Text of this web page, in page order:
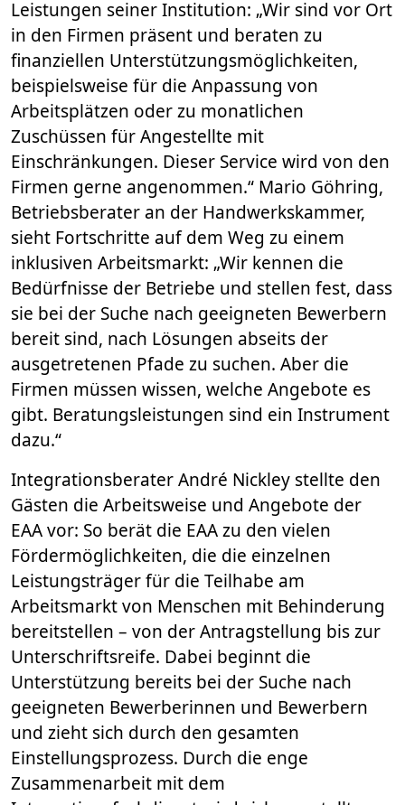
Leistungen seiner Institution: „Wir sind vor Ort
in den Firmen präsent und beraten zu
finanziellen Unterstützungsmöglichkeiten,
beispielsweise für die Anpassung von
Arbeitsplätzen oder zu monatlichen
Zuschüssen für Angestellte mit
Einschränkungen. Dieser Service wird von den
Firmen gerne angenommen.“ Mario Göhring,
Betriebsberater an der Handwerkskammer,
sieht Fortschritte auf dem Weg zu einem
inklusiven Arbeitsmarkt: „Wir kennen die
Bedürfnisse der Betriebe und stellen fest, dass
sie bei der Suche nach geeigneten Bewerbern
bereit sind, nach Lösungen abseits der
ausgetretenen Pfade zu suchen. Aber die
Firmen müssen wissen, welche Angebote es
gibt. Beratungsleistungen sind ein Instrument
dazu.“
Integrationsberater André Nickley stellte den
Gästen die Arbeitsweise und Angebote der
EAA vor: So berät die EAA zu den vielen
Fördermöglichkeiten, die die einzelnen
Leistungsträger für die Teilhabe am
Arbeitsmarkt von Menschen mit Behinderung
bereitstellen – von der Antragstellung bis zur
Unterschriftsreife. Dabei beginnt die
Unterstützung bereits bei der Suche nach
geeigneten Bewerberinnen und Bewerbern
und zieht sich durch den gesamten
Einstellungsprozess. Durch die enge
Zusammenarbeit mit dem